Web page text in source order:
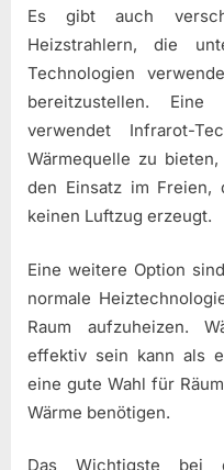
Es gibt auch
Heizstrahlern, die
Technologien
bereitzustellen. Eine
verwendet Infrarot-
Wärmequelle zu
den Einsatz im
keinen Luftzug erzeugt.
Eine weitere Option
normale
Raum aufzuheizen.
effektiv sein kann als
eine gute Wahl für
Wärme benötigen.
Das Wichtigste bei